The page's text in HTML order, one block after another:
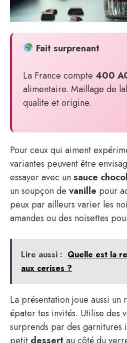
Fait surprenant
La France compte 400
alimentaire. Maillage de
qualite et origine.
Pour ceux qui aiment
variantes peuvent être
essayer avec unsauce
un soupçon de vanille pour
peux par ailleurs varier les
amandes ou des noisettes
Lire aussi : Quelle est la
aux cerises ​?
La présentation joue aussi
épater tes invités. Utilise des
surprends par des garnitures
petit dessert au côté du